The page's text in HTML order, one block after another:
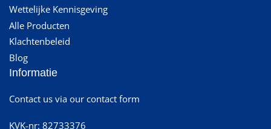
Wettelijke Kennisgeving
Alle Producten
Klachtenbeleid
Blog
Informatie
Contact us via our contact form
KVK-nr: 82733376